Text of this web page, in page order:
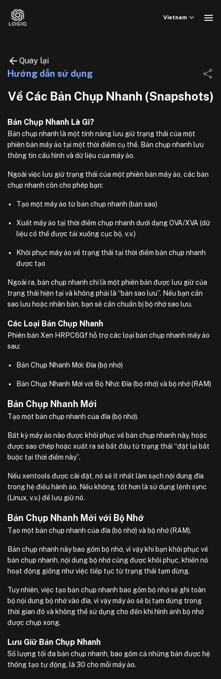
qua
Vietnam
Quay lại
Hướng dẫn sử dụng
Về Các Bản Chụp Nhanh (Snapshots)
Bản Chụp Nhanh Là Gì?
Bản chụp nhanh là một tính năng lưu giữ trạng thái của một
phiên bản máy ảo tại một thời điểm cụ thể. Bản chụp nhanh lưu
thông tin cấu hình và dữ liệu của máy ảo.
Ngoài việc lưu giữ trạng thái của một phiên bản máy ảo, các bản
chụp nhanh còn cho phép bạn:
Tạo một máy ảo từ bản chụp nhanh (bản sao)
Xuất máy ảo tại thời điểm chụp nhanh dưới dạng OVA/XVA (dữ
liệu có thể được tải xuống cục bộ, v.v.)
Khôi phục máy ảo về trạng thái tại thời điểm bản chụp nhanh
được tạo
Ngoài ra, bản chụp nhanh chỉ là một phiên bản được lưu giữ của
trạng thái hiện tại và không phải là “bản sao lưu”. Nếu bạn cần
sao lưu hoặc nhân bản, bạn sẽ cần chuẩn bị bộ nhớ sao lưu.
Các Loại Bản Chụp Nhanh
Phiên bản Xen HRPC6Gf hỗ trợ các loại bản chụp nhanh máy ảo
sau:
Bản Chụp Nhanh Mới: Đĩa (bộ nhớ)
Bản Chụp Nhanh Mới với Bộ Nhớ: Đĩa (bộ nhớ) và bộ nhớ (RAM)
Bản Chụp Nhanh Mới
Tạo một bản chụp nhanh của đĩa (bộ nhớ).
Bất kỳ máy ảo nào được khôi phục về bản chụp nhanh này, hoặc
được sao chép hoặc xuất ra sẽ bắt đầu từ trạng thái “đặt lại bắt
buộc tại thời điểm này”.
Nếu xentools được cài đặt, nó sẽ ít nhất làm sạch nội dung đĩa
trong hệ điều hành ảo. Nếu không, tốt hơn là sử dụng lệnh sync
(Linux, v.v.) để lưu giữ nó.
Bản Chụp Nhanh Mới với Bộ Nhớ
Tạo một bản chụp nhanh của đĩa (bộ nhớ) và bộ nhớ (RAM).
Bản chụp nhanh này bao gồm bộ nhớ, vì vậy khi bạn khôi phục về
bản chụp nhanh, nội dung bộ nhớ cũng được khôi phục, khiến nó
hoạt động giống như việc tiếp tục từ trạng thái tạm dừng.
Tuy nhiên, việc tạo bản chụp nhanh bao gồm bộ nhớ sẽ ghi toàn
bộ nội dung bộ nhớ vào đĩa, vì vậy máy ảo sẽ bị tạm dừng trong
thời gian đó và không thể sử dụng cho đến khi hình ảnh bộ nhớ
được chụp xong.
Lưu Giữ Bản Chụp Nhanh
Số lượng tối đa bản chụp nhanh, bao gồm cả những bản được hệ
thống tạo tự động, là 30 cho mỗi máy ảo.